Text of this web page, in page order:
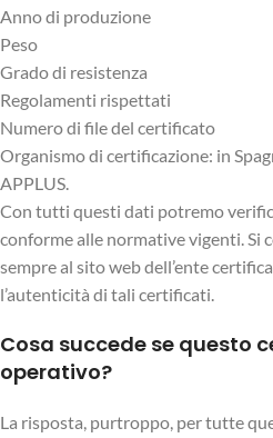
Anno di produzione
Peso
Grado di resistenza
Regolamenti rispettati
Numero di file del certificato
Organismo di certificazione: in
APPLUS.
Con tutti questi dati potremo
conforme alle normative vigenti. Si
sempre al sito web dell’ente
l’autenticità di tali certificati.
Cosa succede se questo
operativo?
La risposta, purtroppo, per tutte